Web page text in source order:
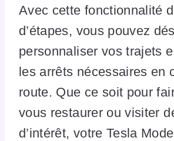
Avec cette fonctionnalité
d’étapes, vous pouvez
personnaliser vos trajets
les arrêts nécessaires en
route. Que ce soit pour
vous restaurer ou visiter
d’intérêt, votre Tesla